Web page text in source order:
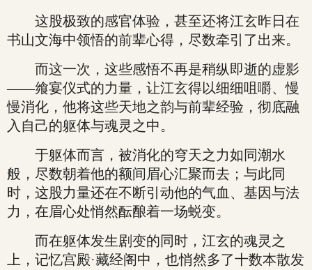
这股极致的感官体验，甚至还将江玄昨日在
书山文海中领悟的前辈心得，尽数牵引了出来。
而这一次，这些感悟不再是稍纵即逝的虚影
——飨宴仪式的力量，让江玄得以细细咀嚼、慢
慢消化，他将这些天地之韵与前辈经验，彻底融
入自己的躯体与魂灵之中。
于躯体而言，被消化的穹天之力如同潮水
般，尽数朝着他的额间眉心汇聚而去；与此同
时，这股力量还在不断引动他的气血、基因与法
力，在眉心处悄然酝酿着一场蜕变。
而在躯体发生剧变的同时，江玄的魂灵之
上，记忆宫殿·藏经阁中，也悄然多了十数本散发